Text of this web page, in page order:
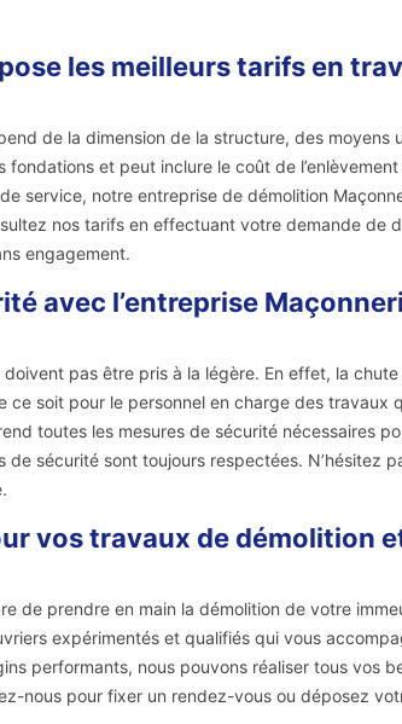
les meilleurs tarifs en
de la dimension de la structure, des moyens
et peut inclure le coût de
service, notre entreprise de démolition
nos tarifs en effectuant votre demande de
engagement.
avec l’entreprise
pas être pris à la légère. En effet, la chute
ce soit pour le personnel en charge des travaux
toutes les mesures de sécurité nécessaires
sécurité sont toujours respectées. N’hésitez
vos travaux de démolition
de prendre en main la démolition de votre
expérimentés et qualifiés qui vous
performants, nous pouvons réaliser tous vos
nous pour fixer un rendez-vous ou déposez